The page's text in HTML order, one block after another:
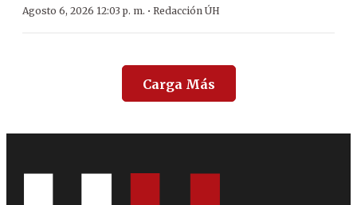
Agosto 6, 2026 12:03 p. m. · Redacción ÚH
Carga Más